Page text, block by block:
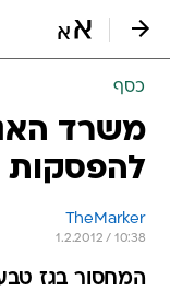
כסף
משרד
להפסקות
TheMarker
1.2.2012 / 10:38
המחסור בגז